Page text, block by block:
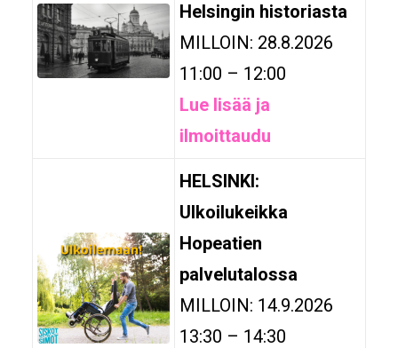
Helsingin historiasta
MILLOIN: 28.8.2026
11:00 – 12:00
Lue lisää ja
ilmoittaudu
HELSINKI:
Ulkoilukeikka
Hopeatien
palvelutalossa
MILLOIN: 14.9.2026
13:30 – 14:30